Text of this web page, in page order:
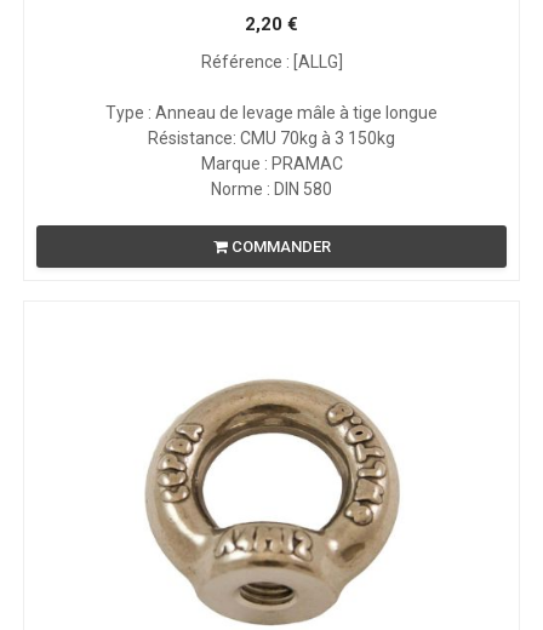
2,20 €
Référence : [ALLG]
Type : Anneau de levage mâle à tige longue
Résistance: CMU 70kg à 3 150kg
Marque : PRAMAC
Norme : DIN 580
COMMANDER